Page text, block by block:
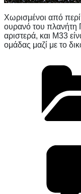
Χωρισμένοι από
ουρανό του πλανήτη
αριστερά, και M33
ομάδας μαζί με το